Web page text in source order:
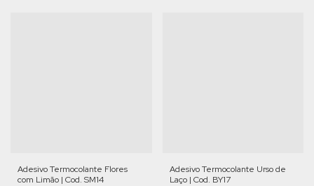
Adesivo Termocolante Flores
com Limão | Cod. SM14
Adesivo Termocolante Urso de
Laço | Cod. BY17